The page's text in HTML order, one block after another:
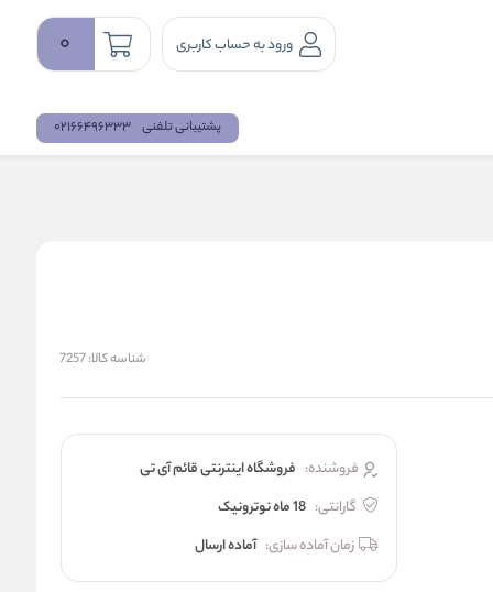
ورود به حساب کاربری 0
پشتیبانی تلفنی 02166496333
شناسه کالا:7257
فروشنده: فروشگاه اینترنتی قائم آی تی
گارانتی: 18 ماه نوترونیک
زمان آماده سازی: آماده ارسال